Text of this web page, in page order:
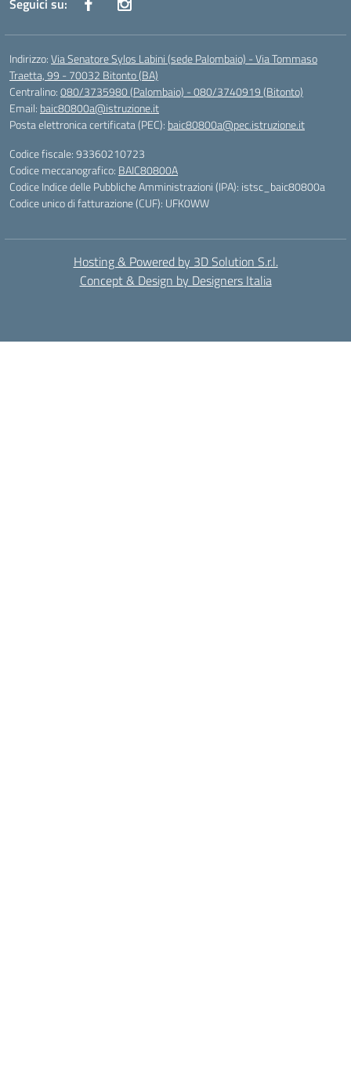
Seguici su:
Indirizzo:Via Senatore Sylos Labini (sede Palombaio) - Via Tommaso
Traetta, 99 - 70032 Bitonto (BA)
Centralino:080/3735980 (Palombaio) - 080/3740919 (Bitonto)
Email: baic80800a@istruzione.it
Posta elettronica certificata (PEC): baic80800a@pec.istruzione.it
Codice fiscale: 93360210723
Codice meccanografico: BAIC80800A
Codice Indice delle Pubbliche Amministrazioni (IPA): istsc_baic80800a
Codice unico di fatturazione (CUF): UFK0WW
Hosting & Powered by 3D Solution S.r.l.
Concept & Design by Designers Italia